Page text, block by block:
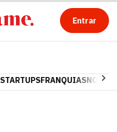
Entrar
STARTUPSFRANQUIAS